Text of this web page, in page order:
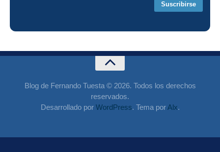
Blog de Fernando Tuesta © 2026. Todos los derechos
reservados.
Desarrollado por WordPress. Tema porAlx.